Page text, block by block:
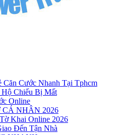
Cước Nhanh Tại Tphcm
Chiếu Bị Mất
Online
NHÂN 2026
Khai Online 2026
Đến Tận Nhà